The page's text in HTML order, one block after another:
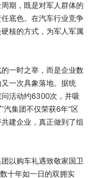
期，既是对军人群体的
底色。在汽车行业竞争
核的方式，为军人军属
一时之举，而是企业数
一次具象落地。据统
活动约6300次，并吸
集团不仅荣获6年“区
建企业，真正做到了组
以购车礼遇致敬家国卫
十年如一日的双拥实